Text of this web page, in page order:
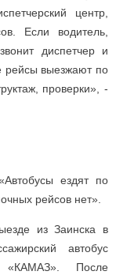
центр,
Если водитель,
диспетчер и
рейсы выезжают по
проверки», -
ездят по
рейсов нет».
из Заинска в
автобус
«КАМАЗ». После